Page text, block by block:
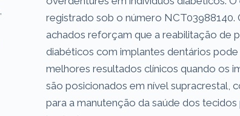
registrado sob o número NCT03988140.
achados reforçam que a reabilitação de
diabéticos com implantes dentários
melhores resultados clínicos quando os
são posicionados em nível supracrestal,
para a manutenção da saúde dos tecidos